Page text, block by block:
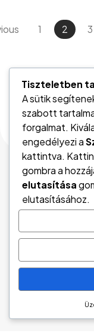
1 2 3
Tiszteletben
A sütik
szabott
forgalmat.
engedélyezi a
kattintva.
gombra a
elutasítása
elutasításához.